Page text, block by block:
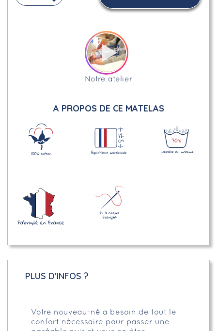
Notre atelier
A PROPOS DE CE MATELAS
PLUS D’INFOS ?
Votre nouveau-né a besoin de tout le
confort nécessaire pour passer une